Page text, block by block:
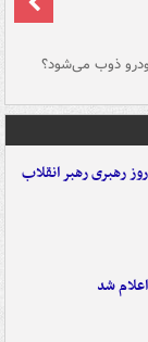
ذوب می‌شود؟
شد